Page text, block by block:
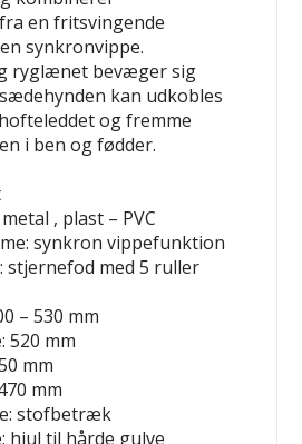
en fritsvingende
synkronvippe.
ryglænet bevæger sig
kan udkobles
og fremme
i ben og fødder.
, plast – PVC
synkron vippefunktion
stjernefod med 5 ruller
– 530 mm
520 mm
mm
mm
stofbetræk
hjul til hårde gulve